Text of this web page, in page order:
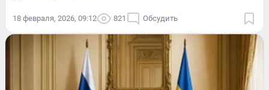
18 февраля, 2026, 09:12 821 Обсудить